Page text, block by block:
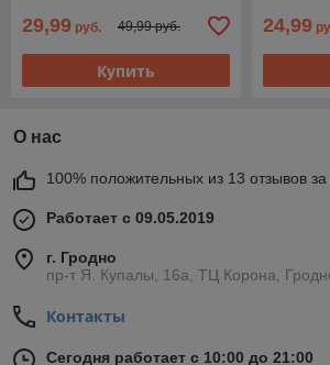
29,99 руб. 49,99 руб.
Купить
24,99
О нас
100% положительных из 13 отзывов за
Работает с 09.05.2019
г. Гродно
пр-т Я. Купалы, 16а, ТЦ Корона,
Контакты
Сегодня работает с 10:00 до 21:00